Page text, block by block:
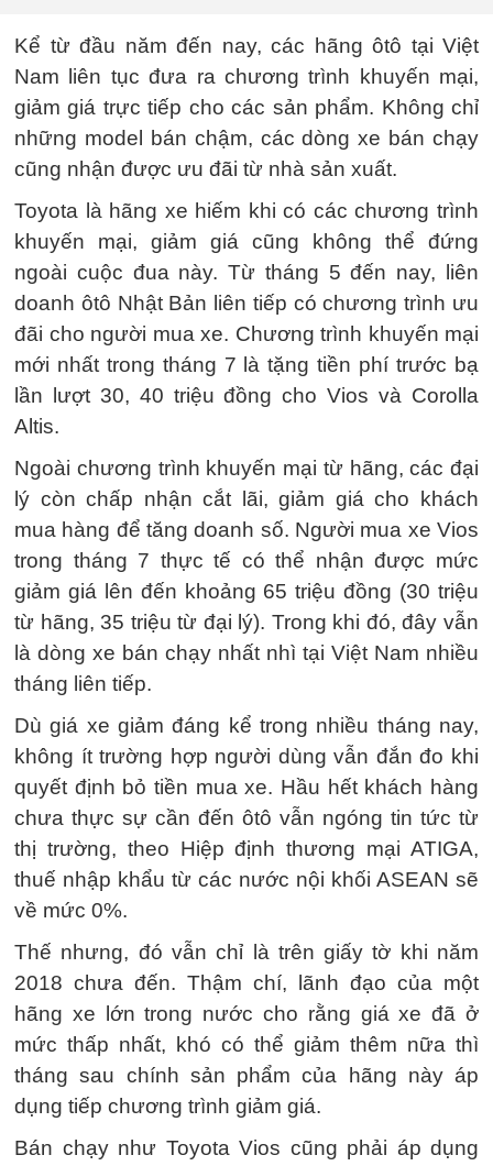
Kể từ đầu năm đến nay, các hãng ôtô tại Việt
Nam liên tục đưa ra chương trình khuyến mại,
giảm giá trực tiếp cho các sản phẩm. Không chỉ
những model bán chậm, các dòng xe bán chạy
cũng nhận được ưu đãi từ nhà sản xuất.
Toyota là hãng xe hiếm khi có các chương trình
khuyến mại, giảm giá cũng không thể đứng
ngoài cuộc đua này. Từ tháng 5 đến nay, liên
doanh ôtô Nhật Bản liên tiếp có chương trình ưu
đãi cho người mua xe. Chương trình khuyến mại
mới nhất trong tháng 7 là tặng tiền phí trước bạ
lần lượt 30, 40 triệu đồng cho Vios và Corolla
Altis.
Ngoài chương trình khuyến mại từ hãng, các đại
lý còn chấp nhận cắt lãi, giảm giá cho khách
mua hàng để tăng doanh số. Người mua xe Vios
trong tháng 7 thực tế có thể nhận được mức
giảm giá lên đến khoảng 65 triệu đồng (30 triệu
từ hãng, 35 triệu từ đại lý). Trong khi đó, đây vẫn
là dòng xe bán chạy nhất nhì tại Việt Nam nhiều
tháng liên tiếp.
Dù giá xe giảm đáng kể trong nhiều tháng nay,
không ít trường hợp người dùng vẫn đắn đo khi
quyết định bỏ tiền mua xe. Hầu hết khách hàng
chưa thực sự cần đến ôtô vẫn ngóng tin tức từ
thị trường, theo Hiệp định thương mại ATIGA,
thuế nhập khẩu từ các nước nội khối ASEAN sẽ
về mức 0%.
Thế nhưng, đó vẫn chỉ là trên giấy tờ khi năm
2018 chưa đến. Thậm chí, lãnh đạo của một
hãng xe lớn trong nước cho rằng giá xe đã ở
mức thấp nhất, khó có thể giảm thêm nữa thì
tháng sau chính sản phẩm của hãng này áp
dụng tiếp chương trình giảm giá.
Bán chạy như Toyota Vios cũng phải áp dụng